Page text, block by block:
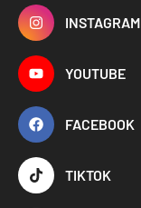
INSTAGRAM
YOUTUBE
FACEBOOK
TIKTOK